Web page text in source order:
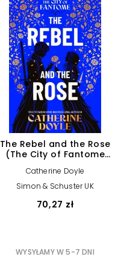
The Rebel and the Rose
(The City of Fantome
Catherine Doyle
Simon & Schuster UK
70,27 zł
WYSYŁAMY W 5-7 DNI